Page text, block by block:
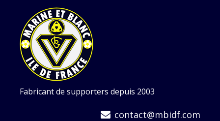
content
Fabricant de supporters depuis 2003
contact@mbidf.com